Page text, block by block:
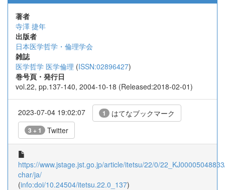
著者
寺澤 捷年
出版者
日本医学哲学・倫理学会
雑誌
医学哲学 医学倫理 (ISSN:02896427)
巻号頁・発行日
vol.22, pp.137-140, 2004-10-18 (Released:2018-02-01)
2023-07-04 19:02:07 1 はてなブックマーク
3 + 1 Twitter
https://www.jstage.jst.go.jp/article/itetsu/22/0/
char/ja/
(info:doi/10.24504/itetsu.22.0_137)